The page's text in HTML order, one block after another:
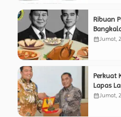
Ribuan
Timsus
calendar_monthJumat,
Perkuat
Lapas
Tiru ke
calendar_monthJumat,